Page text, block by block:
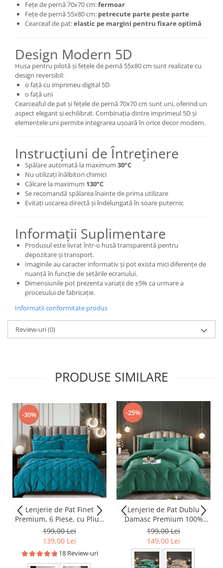
Fețe de pernă 70x70 cm:fermoar
Fețe de pernă 55x80 cm: petrecute parte peste parte
Cearceaf de pat:elastic pe margini pentru fixare optimă
Design Modern 5D
Husa pentru pilotă și fețele de pernă 55x80 cm sunt realizate cu
design reversibil:
o față cu imprimeu digital 5D
o față uni
Cearceaful de pat și fețele de pernă 70x70 cm sunt uni, oferind un
aspect elegant și echilibrat. Combinația dintre imprimeul 5D și
elementele uni permite integrarea ușoară în orice decor modern.
Instrucțiuni de Întreținere
Spălare automată la maximum 30°C
Nu utilizați înălbitori chimici
Călcare la maximum 130°C
Se recomandă spălarea înainte de prima utilizare
Evitați uscarea directă și îndelungată în soare puternic
Informații Suplimentare
Produsul este livrat într-o husă transparentă pentru
depozitare și transport.
Imaginile au caracter informativ și pot exista mici diferențe de
nuanță în funcție de setările ecranului.
Dimensiunile pot prezenta variații de ±5% ca urmare a
procesului de fabricație.
Informatii conformitate produs
Review-uri(0)
PRODUSE SIMILARE
-30%
Lenjerie de Pat Finet
Premium, 6 Piese, cu Pliuri
Brodate
199,00 Lei
139,00 Lei
18 Review-uri
-25%
Lenjerie de Pat Dublu
Damasc Premium 100%
Bumbac, Cu Elastic, 6 Piese
199,00 Lei
149,00 Lei